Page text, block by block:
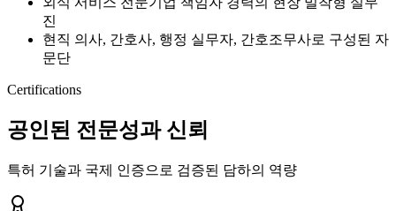
진
현직 의사, 간호사, 행정 실무자, 간호조무사로 구성된 자
문단
Certifications
공인된 전문성과 신뢰
특허 기술과 국제 인증으로 검증된 담하의 역량